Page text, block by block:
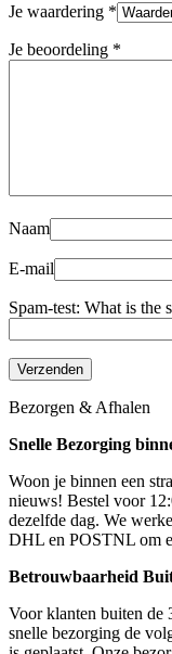
Je waardering *
Je beoordeling *
Naam
E-mail
Spam-test: What is the
Bezorgen & Afhalen
Snelle Bezorging
Woon je binnen een
nieuws! Bestel voor
dezelfde dag. We
DHL en POSTNL om
Betrouwbaarheid
Voor klanten buiten de
snelle bezorging de